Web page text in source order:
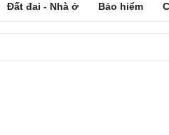
Đất đai - Nhà ở Bảo hiểm